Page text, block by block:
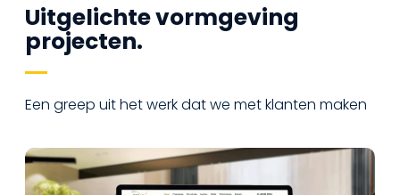
Uitgelichte vormgeving
projecten.
Een greep uit het werk dat we met klanten maken